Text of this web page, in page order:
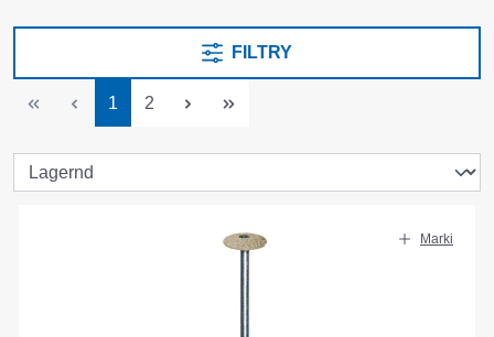
FILTRY
Strona
1 Strona
2
Marki